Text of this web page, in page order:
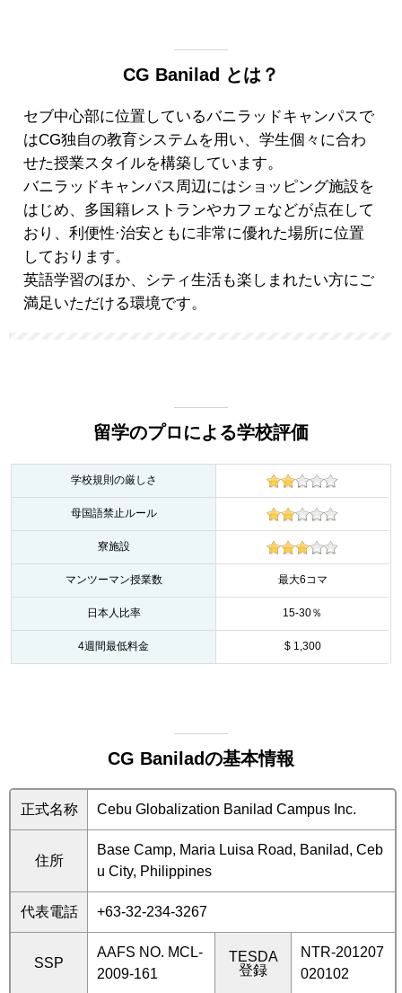
CG Banilad とは？
セブ中心部に位置しているバニラッドキャンパスで
はCG独自の教育システムを用い、学生個々に合わ
せた授業スタイルを構築しています。
バニラッドキャンパス周辺にはショッピング施設を
はじめ、多国籍レストランやカフェなどが点在して
おり、利便性·治安ともに非常に優れた場所に位置
しております。
英語学習のほか、シティ生活も楽しまれたい方にご
満足いただける環境です。
留学のプロによる学校評価
学校規則の厳しさ
母国語禁止ルール
寮施設
マンツーマン授業数 最大6コマ
日本人比率 15-30％
4週間最低料金 $ 1,300
CG Baniladの基本情報
正式名称 Cebu Globalization Banilad Campus Inc.
住所
Base Camp, Maria Luisa Road, Banilad, Ceb
u City, Philippines
代表電話 +63-32-234-3267
SSP
AAFS NO. MCL-
2009-161
TESDA
登録
NTR-201207
020102